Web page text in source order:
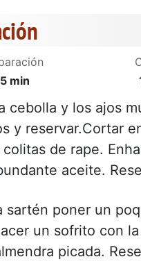
min
cebolla y los ajos
y reservar.Cortar
de rape.
aceite.
sartén poner un
un sofrito con
picada.